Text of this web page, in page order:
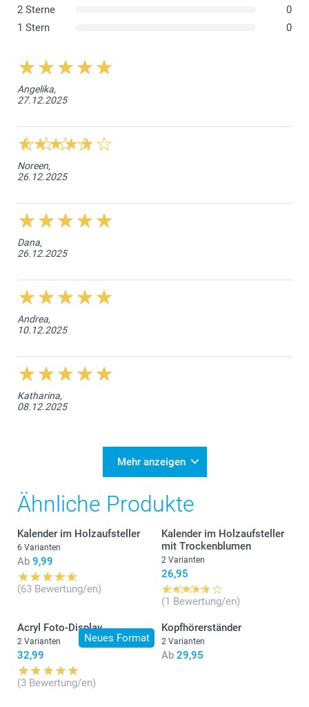
2 Sterne
0
1 Stern
0
Angelika,
27.12.2025
Noreen,
26.12.2025
Dana,
26.12.2025
Andrea,
10.12.2025
Katharina,
08.12.2025
Mehr anzeigen
Ähnliche Produkte
Kalender im Holzaufsteller
6 Varianten
Ab 9,99
(63 Bewertung/en)
Kalender im Holzaufsteller
mit Trockenblumen
2 Varianten
26,95
(1 Bewertung/en)
Neues Format
Acryl Foto-Display
2 Varianten
32,99
(3 Bewertung/en)
Kopfhörerständer
2 Varianten
Ab 29,95